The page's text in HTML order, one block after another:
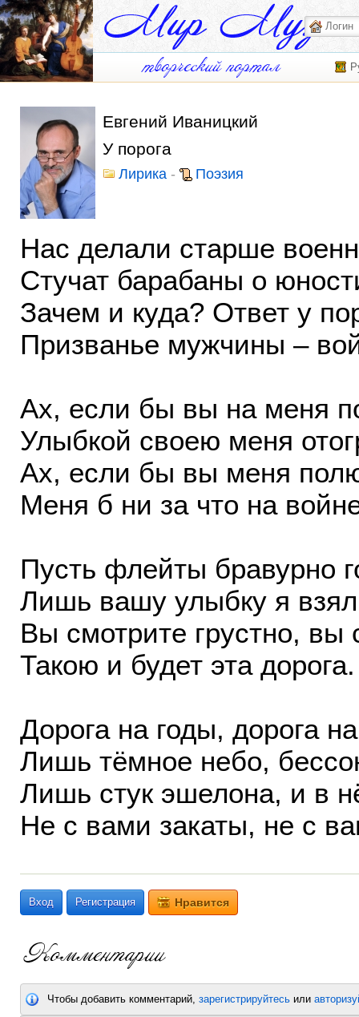
Евгений Иваницкий
У порога
Лирика - Поэзия
Нас делали старше
Стучат барабаны о
Зачем и куда? Ответ у
Призванье мужчины –
Ах, если бы вы на меня
Улыбкой своею меня
Ах, если бы вы меня
Меня б ни за что на
Пусть флейты бравурно
Лишь вашу улыбку я
Вы смотрите грустно, вы
Такою и будет эта дорога.
Дорога на годы, дорога
Лишь тёмное небо,
Лишь стук эшелона, и в
Не с вами закаты, не с
Вход Регистрация Нравится
Чтобы добавить комментарий, зарегистрируйтесь или